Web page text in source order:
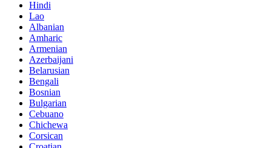
Hindi
Lao
Albanian
Amharic
Armenian
Azerbaijani
Belarusian
Bengali
Bosnian
Bulgarian
Cebuano
Chichewa
Corsican